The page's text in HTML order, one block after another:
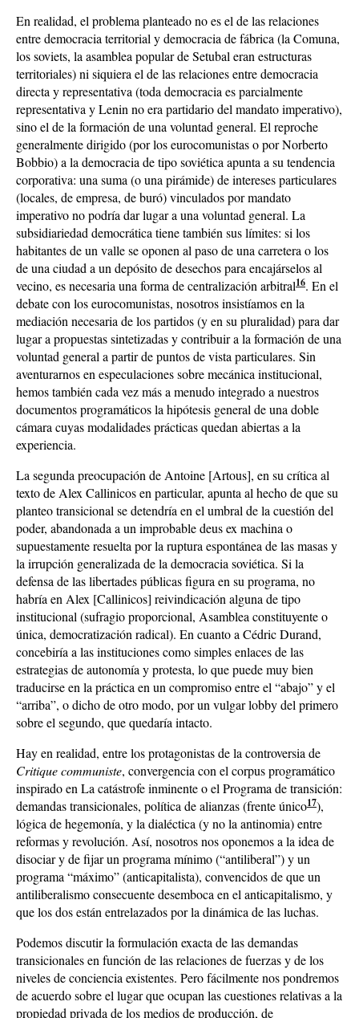
En realidad, el problema planteado no es el de las relaciones
entre democracia territorial y democracia de fábrica (la Comuna,
los soviets, la asamblea popular de Setubal eran estructuras
territoriales) ni siquiera el de las relaciones entre democracia
directa y representativa (toda democracia es parcialmente
representativa y Lenin no era partidario del mandato imperativo),
sino el de la formación de una voluntad general. El reproche
generalmente dirigido (por los eurocomunistas o por Norberto
Bobbio) a la democracia de tipo soviética apunta a su tendencia
corporativa: una suma (o una pirámide) de intereses particulares
(locales, de empresa, de buró) vinculados por mandato
imperativo no podría dar lugar a una voluntad general. La
subsidiariedad democrática tiene también sus límites: si los
habitantes de un valle se oponen al paso de una carretera o los
de una ciudad a un depósito de desechos para encajárselos al
vecino, es necesaria una forma de centralización arbitral16. En el
debate con los eurocomunistas, nosotros insistíamos en la
mediación necesaria de los partidos (y en su pluralidad) para dar
lugar a propuestas sintetizadas y contribuir a la formación de una
voluntad general a partir de puntos de vista particulares. Sin
aventurarnos en especulaciones sobre mecánica institucional,
hemos también cada vez más a menudo integrado a nuestros
documentos programáticos la hipótesis general de una doble
cámara cuyas modalidades prácticas quedan abiertas a la
experiencia.
La segunda preocupación de Antoine [Artous], en su crítica al
texto de Alex Callinicos en particular, apunta al hecho de que su
planteo transicional se detendría en el umbral de la cuestión del
poder, abandonada a un improbable deus ex machina o
supuestamente resuelta por la ruptura espontánea de las masas y
la irrupción generalizada de la democracia soviética. Si la
defensa de las libertades públicas figura en su programa, no
habría en Alex [Callinicos] reivindicación alguna de tipo
institucional (sufragio proporcional, Asamblea constituyente o
única, democratización radical). En cuanto a Cédric Durand,
concebiría a las instituciones como simples enlaces de las
estrategias de autonomía y protesta, lo que puede muy bien
traducirse en la práctica en un compromiso entre el “abajo” y el
“arriba”, o dicho de otro modo, por un vulgar lobby del primero
sobre el segundo, que quedaría intacto.
Hay en realidad, entre los protagonistas de la controversia de
Critique communiste, convergencia con el corpus programático
inspirado en La catástrofe inminente o el Programa de transición:
demandas transicionales, política de alianzas (frente único17),
lógica de hegemonía, y la dialéctica (y no la antinomia) entre
reformas y revolución. Así, nosotros nos oponemos a la idea de
disociar y de fijar un programa mínimo (“antiliberal”) y un
programa “máximo” (anticapitalista), convencidos de que un
antiliberalismo consecuente desemboca en el anticapitalismo, y
que los dos están entrelazados por la dinámica de las luchas.
Podemos discutir la formulación exacta de las demandas
transicionales en función de las relaciones de fuerzas y de los
niveles de conciencia existentes. Pero fácilmente nos pondremos
de acuerdo sobre el lugar que ocupan las cuestiones relativas a la
propiedad privada de los medios de producción, de